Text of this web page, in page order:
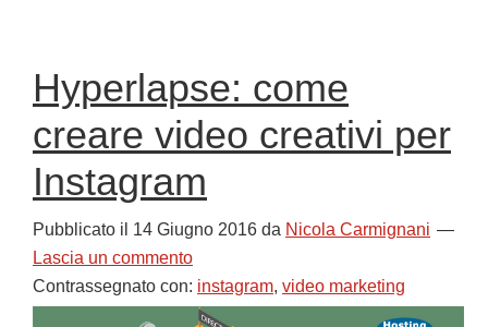
Hyperlapse: come
creare video creativi per
Instagram
Pubblicato il 14 Giugno 2016 da Nicola Carmignani
Lascia un commento
Contrassegnato con: instagram, video marketing